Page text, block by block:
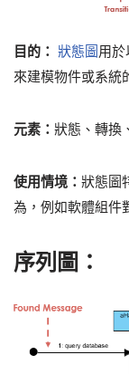
目的： 狀態圖 用
來建模物件或系統
元素： 狀態、轉換
使用情境： 狀態圖
為，例如軟體組件
序列圖：